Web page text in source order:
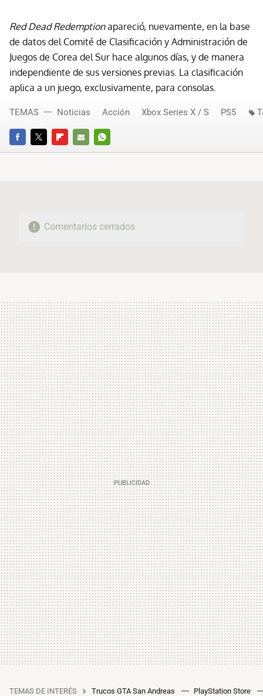
Red Dead Redemptionapareció, nuevamente, en la base
de datos del Comité de Clasificación y Administración de
Juegos de Corea del Sur hace algunos días, y de manera
independiente de sus versiones previas. La clasificación
aplica a un juego, exclusivamente, para consolas.
FACEBOOKTWITTERFLIPBOARD
E-
WHATSAPP
TEMAS Noticias Acción Xbox Series X / S PS5
Comentarios cerrados
TEMAS DE INTERÉS Trucos GTA San Andreas PlayStation Store